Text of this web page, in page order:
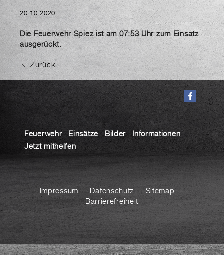
20.10.2020
Die Feuerwehr Spiez ist am 07:53 Uhr zum Einsatz
ausgerückt.
Zurück
Feuerwehr Einsätze Bilder
Informationen
Jetzt mithelfen
Impressum Datenschutz
Sitemap
Barrierefreiheit